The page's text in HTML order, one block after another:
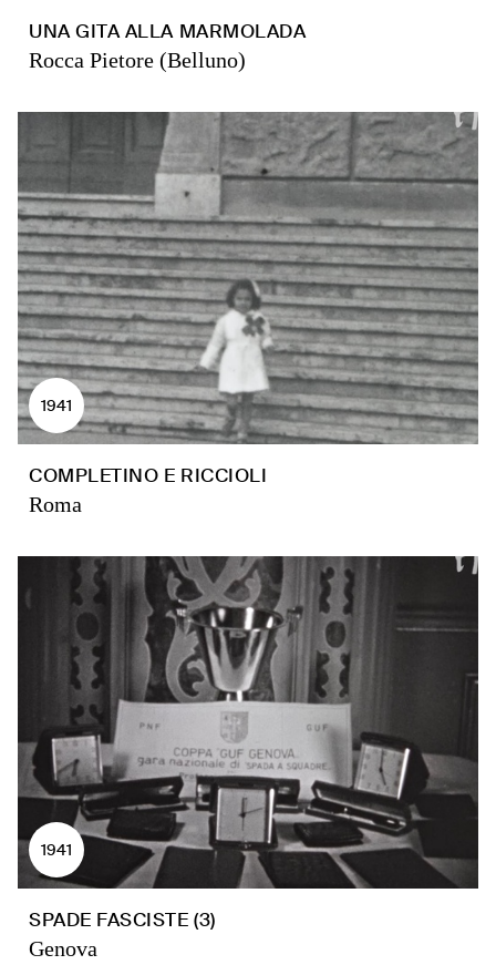
UNA GITA ALLA MARMOLADA
Rocca Pietore (Belluno)
1941
COMPLETINO E RICCIOLI
Roma
1941
SPADE FASCISTE (3)
Genova